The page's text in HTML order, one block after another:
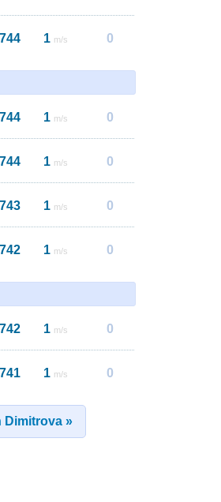
744 1 m/s 0
744 1 m/s 0
744 1 m/s 0
743 1 m/s 0
742 1 m/s 0
742 1 m/s 0
741 1 m/s 0
Dimitrova »